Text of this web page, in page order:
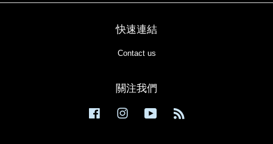
快速連結
Contact us
關注我們
Facebook Instagram YouTube